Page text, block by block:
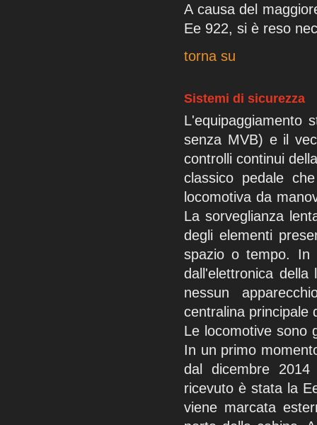
A causa del
Ee 922, si è reso
torna su
Sistemi di sicurezza
L'equipaggiamento
senza MVB) e il
controlli continui
classico pedale
locomotiva da
La sorveglianza
degli elementi
spazio o tempo. In
dall'elettronica della
nessun
centralina principale
Le locomotive sono
In un primo
dal dicembre
ricevuto è stata la
viene marcata